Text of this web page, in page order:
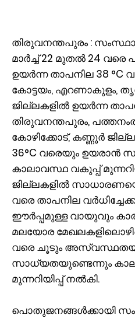
തിരുവനന്തപുരം :
മാർച്ച് 22 മുതൽ 24 വരെ
ഉയർന്ന താപനില 38
കോട്ടയം, എറണാകുളം,
ജില്ലകളിൽ ഉയർന്ന
തിരുവനന്തപുരം,
കോഴിക്കോട്, കണ്ണൂർ
36°C വരെയും ഉയരാൻ
കാലാവസ്ഥ വകുപ്പ്
ജില്ലകളിൽ
വരെ താപനില
ഈർപ്പമുള്ള വായുവും
മലയോര
വരെ ചൂടും
സാധ്യതയുണ്ടെന്നും
മുന്നറിയിപ്പ് നൽകി.
പൊതുജനങ്ങൾക്കായി